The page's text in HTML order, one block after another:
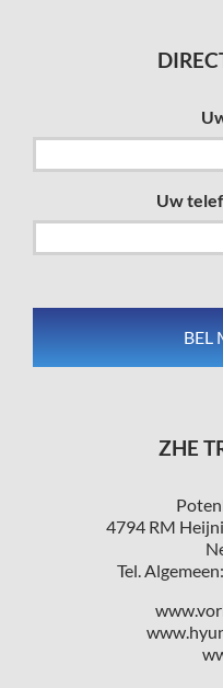
Uw
ZHE
4794 RM
Tel.